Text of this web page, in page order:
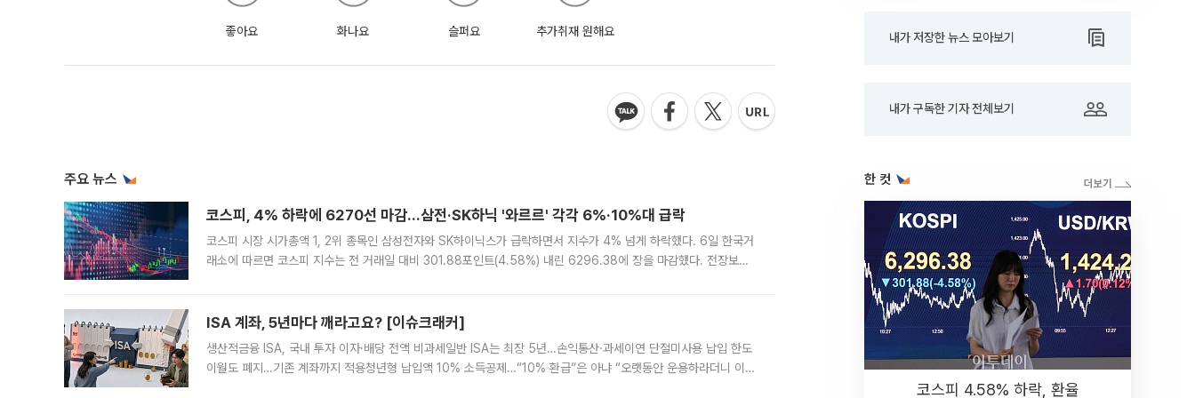
좋아요 화나요 슬퍼요 추가취재 원해요
주요 뉴스
코스피, 4% 하락에 6270선 마감…삼전·SK하닉 '와르르' 각각 6%·10%대 급락
코스피 시장 시가총액 1, 2위 종목인 삼성전자와 SK하이닉스가 급락하면서 지수가 4% 넘게 하락했다. 6일 한국거
래소에 따르면 코스피 지수는 전 거래일 대비 301.88포인트(4.58%) 내린 6296.38에 장을 마감했다. 전장보다
ISA 계좌, 5년마다 깨라고요? [이슈크래커]
생산적금융 ISA, 국내 투자 이자·배당 전액 비과세일반 ISA는 최장 5년…손익통산·과세이연 단절미사용 납입 한도
이월도 폐지…기존 계좌까지 적용청년형 납입액 10% 소득공제…“10% 환급”은 아냐 “오랫동안 운용하라더니 이제
내가 저장한 뉴스 모아보기
내가 구독한 기자 전체보기
한 컷
코스피 4.58% 하락, 환율